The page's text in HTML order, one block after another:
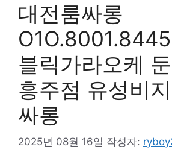
대전룸싸롱
블릭가라오케
흥주점 유성비
싸롱
2025년 08월 16일 작성자: